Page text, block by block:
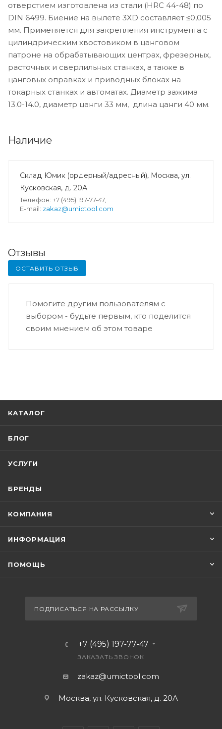
отверстием изготовлена из стали (HRC 44-48) по
DIN 6499. Биение на вылете 3XD составляет ≤0,005
мм. Применяется для закрепления инструмента с
цилиндрическим хвостовиком в цанговом
патроне на обрабатывающих центрах, фрезерных,
расточных и сверлильных станках, а также в
цанговых оправках и приводных блоках на
токарных станках и автоматах. Диаметр зажима
13.0-14.0, диаметр цанги 33 мм, длина цанги 40 мм.
Наличие
Склад Юмик (ордерный/адресный), Москва, ул.
Кусковская, д. 20А
Телефон: +7 (495) 197-77-47,
E-mail: zakaz@umictool.com
Отзывы
ОСТАВИТЬ ОТЗЫВ
Помогите другим пользователям с
выбором - будьте первым, кто поделится
своим мнением об этом товаре
КАТАЛОГ
БЛОГ
УСЛУГИ
БРЕНДЫ
КОМПАНИЯ
ИНФОРМАЦИЯ
ПОМОЩЬ
ПОДПИСАТЬСЯ НА РАССЫЛКУ
+7 (495) 197-77-47
ЗАКАЗАТЬ ЗВОНОК
zakaz@umictool.com
Москва, ул. Кусковская, д. 20А